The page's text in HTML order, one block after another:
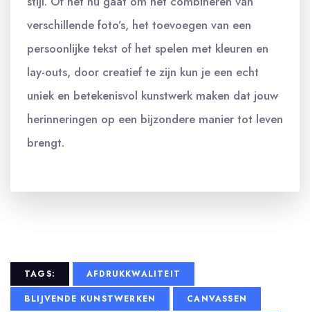
verschillende foto’s, het toevoegen van een
persoonlijke tekst of het spelen met kleuren en
lay-outs, door creatief te zijn kun je een echt
uniek en betekenisvol kunstwerk maken dat jouw
herinneringen op een bijzondere manier tot leven
brengt.
TAGS:
AFDRUKKWALITEIT
BLIJVENDE KUNSTWERKEN
CANVASSEN